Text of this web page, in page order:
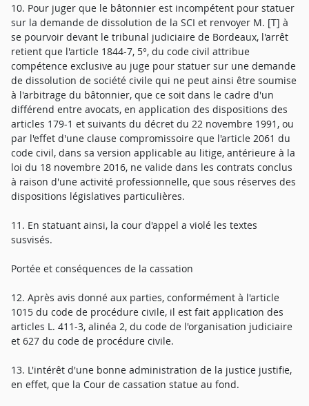
10. Pour juger que le bâtonnier est incompétent pour statuer
sur la demande de dissolution de la SCI et renvoyer M. [T] à
se pourvoir devant le tribunal judiciaire de Bordeaux, l'arrêt
retient que l'article 1844-7, 5°, du code civil attribue
compétence exclusive au juge pour statuer sur une demande
de dissolution de société civile qui ne peut ainsi être soumise
à l'arbitrage du bâtonnier, que ce soit dans le cadre d'un
différend entre avocats, en application des dispositions des
articles 179-1 et suivants du décret du 22 novembre 1991, ou
par l'effet d'une clause compromissoire que l'article 2061 du
code civil, dans sa version applicable au litige, antérieure à la
loi du 18 novembre 2016, ne valide dans les contrats conclus
à raison d'une activité professionnelle, que sous réserves des
dispositions législatives particulières.
11. En statuant ainsi, la cour d'appel a violé les textes
susvisés.
Portée et conséquences de la cassation
12. Après avis donné aux parties, conformément à l'article
1015 du code de procédure civile, il est fait application des
articles L. 411-3, alinéa 2, du code de l'organisation judiciaire
et 627 du code de procédure civile.
13. L'intérêt d'une bonne administration de la justice justifie,
en effet, que la Cour de cassation statue au fond.